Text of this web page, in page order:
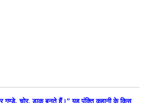
चोर, डाकू बनते हैं।” यहपंक्ति कहानी के किस